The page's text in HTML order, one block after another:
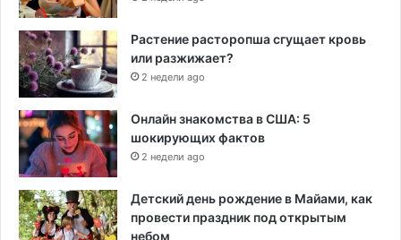
Растение расторопша сгущает кровь
или разжижает?
2 недели ago
Онлайн знакомства в США: 5
шокирующих фактов
2 недели ago
Детский день рождение в Майами, как
провести праздник под открытым
небом